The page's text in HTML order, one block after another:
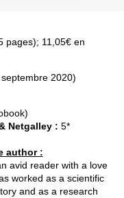
pages); 11,05€ en
2020)
Netgalley : 5*
author :
avid reader with a love
worked as a scientific
and as a research